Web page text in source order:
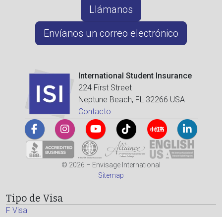
Llámanos
Envíanos un correo electrónico
International Student Insurance
224 First Street
Neptune Beach, FL 32266 USA
Contacto
© 2026 – Envisage International
Sitemap
Tipo de Visa
F Visa